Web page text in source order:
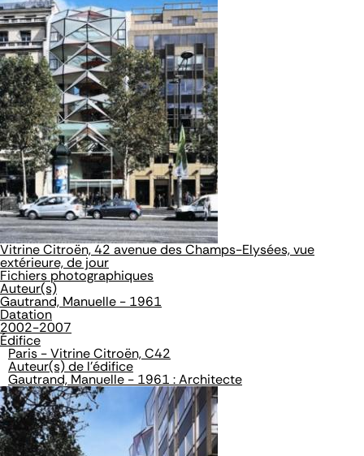
Vitrine Citroën, 42 avenue des Champs-Elysées, vue
extérieure, de jour
Fichiers photographiques
Auteur(s)
Gautrand, Manuelle - 1961
Datation
2002-2007
Édifice
Paris - Vitrine Citroën, C42
Auteur(s) de l'édifice
Gautrand, Manuelle - 1961 : Architecte